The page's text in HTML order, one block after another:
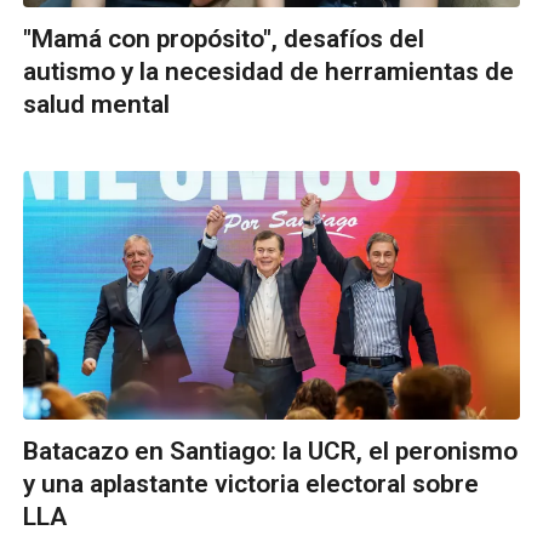
"Mamá con propósito", desafíos del
autismo y la necesidad de herramientas de
salud mental
Batacazo en Santiago: la UCR, el peronismo
y una aplastante victoria electoral sobre
LLA